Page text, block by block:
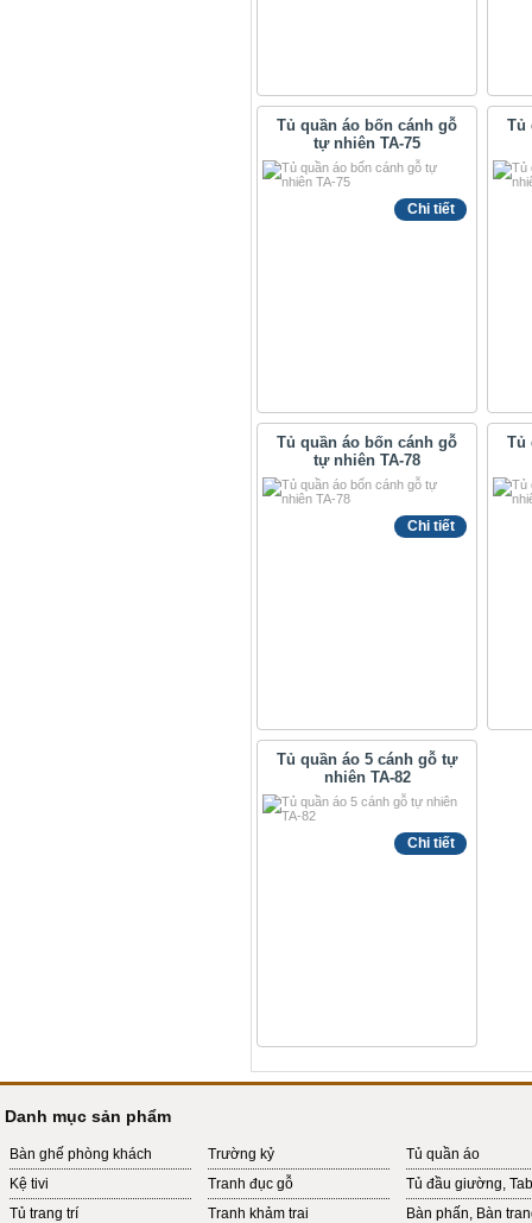
Tủ quần áo bốn cánh gỗ
tự nhiên TA-75
Chi tiết
Tủ
Tủ quần áo bốn cánh gỗ
tự nhiên TA-78
Chi tiết
Tủ
Tủ quần áo 5 cánh gỗ tự
nhiên TA-82
Chi tiết
Danh mục sản phẩm
Bàn ghế phòng khách
Kệ tivi
Tủ trang trí
Trường kỷ
Tranh đục gỗ
Tranh khảm trai
Tủ quần áo
Tủ đầu giường,
Bàn phấn, Bàn